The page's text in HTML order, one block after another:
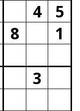
4
5
8
1
3